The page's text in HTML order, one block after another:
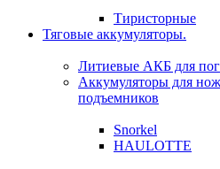
Тиристорные
Тяговые аккумуляторы.
Литиевые АКБ для
Аккумуляторы для
подъемников
Snorkel
HAULOTTE